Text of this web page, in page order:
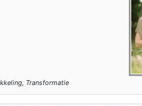
Transformatie